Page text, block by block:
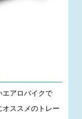
アロバイクで
ススメのトレー